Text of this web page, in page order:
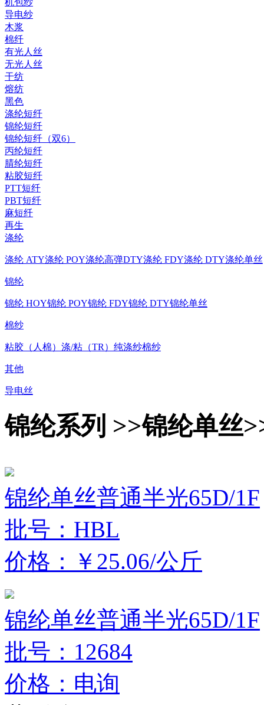
机包纱
导电纱
木浆
棉纤
有光人丝
无光人丝
干纺
熔纺
黑色
涤纶短纤
锦纶短纤
锦纶短纤（双6）
丙纶短纤
腈纶短纤
粘胶短纤
PTT短纤
PBT短纤
麻短纤
再生
涤纶
涤纶 ATY涤纶 POY涤纶高弹DTY涤纶 FDY涤纶 DTY涤纶单丝
锦纶
锦纶 HOY锦纶 POY锦纶 FDY锦纶 DTY锦纶单丝
棉纱
粘胶（人棉） 涤/粘（TR） 纯涤纱棉纱
其他
导电丝
锦纶系列 >>锦纶单丝
锦纶单丝普通半光65D/1F
批号：HBL
价格：￥25.06/公斤
锦纶单丝普通半光65D/1F
批号：12684
价格：电询